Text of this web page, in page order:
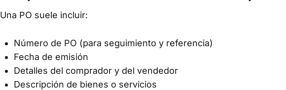
Una PO suele incluir:
Número de PO (para seguimiento y referencia)
Fecha de emisión
Detalles del comprador y del vendedor
Descripción de bienes o servicios